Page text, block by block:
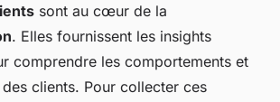
sont au cœur de la
. Elles fournissent les insights
comprendre les comportements et
clients. Pour collecter ces